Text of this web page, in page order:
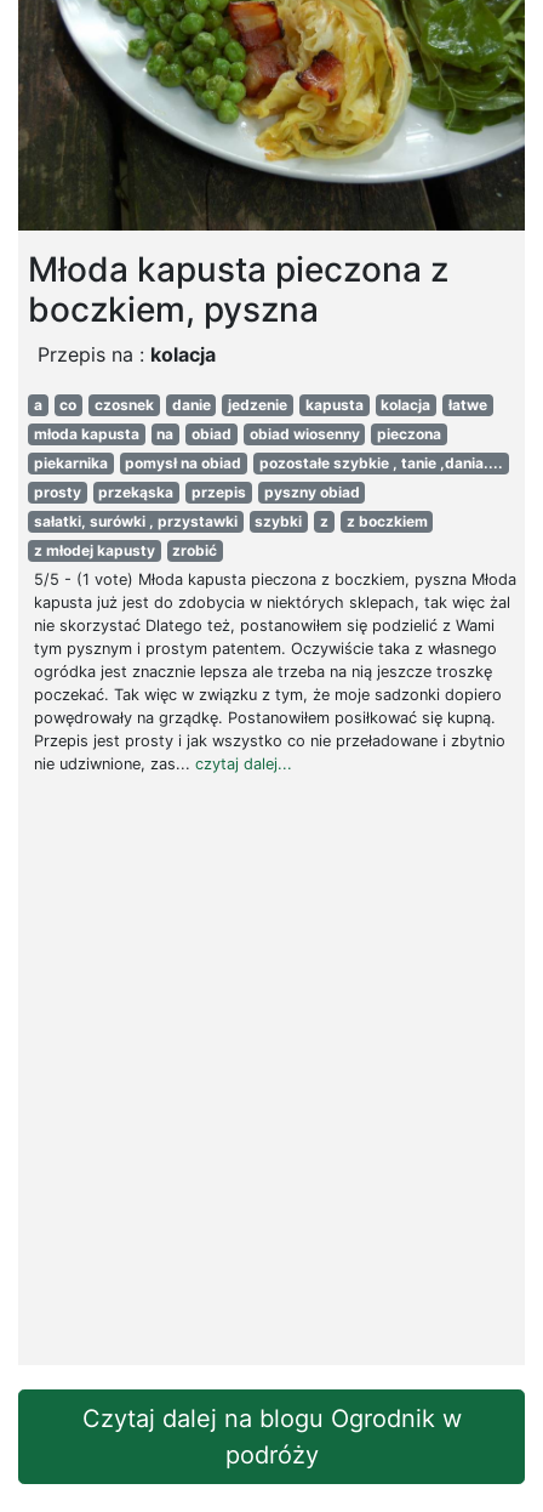
Młoda kapusta pieczona z
boczkiem, pyszna
Przepis na : kolacja
a co czosnek danie jedzenie kapusta kolacja
łatwe
młoda kapusta
na obiad obiad wiosenny
pieczona
piekarnika
pomysł na obiad
pozostałe szybkie , tanie ,dania....
prosty
przekąska przepis
pyszny obiad
sałatki, surówki , przystawki
szybki z
z boczkiem
z młodej kapusty
zrobić
5/5 - (1 vote) Młoda kapusta pieczona z boczkiem, pyszna Młoda
kapusta już jest do zdobycia w niektórych sklepach, tak więc żal
nie skorzystać Dlatego też, postanowiłem się podzielić z Wami
tym pysznym i prostym patentem. Oczywiście taka z własnego
ogródka jest znacznie lepsza ale trzeba na nią jeszcze troszkę
poczekać. Tak więc w związku z tym, że moje sadzonki dopiero
powędrowały na grządkę. Postanowiłem posiłkować się kupną.
Przepis jest prosty i jak wszystko co nie przeładowane i zbytnio
nie udziwnione, zas... czytaj dalej...
Czytaj dalej na blogu Ogrodnik w
podróży